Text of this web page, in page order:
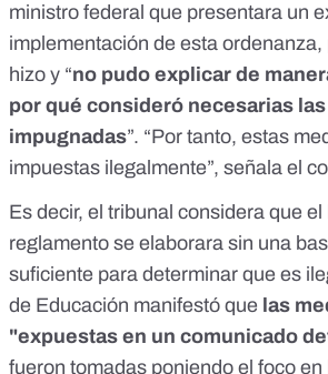
ministro federal que presentara un
implementación de esta ordenanza,
hizo y “no pudo explicar de
por qué consideró necesarias
impugnadas”. “Por tanto, estas
impuestas ilegalmente”, señala el
Es decir, el tribunal considera que el
reglamento se elaborara sin una
suficiente para determinar que es
de Educación manifestó que las
"expuestas en un comunicado
fueron tomadas poniendo el foco en